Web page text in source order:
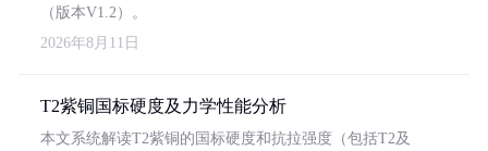
（版本V1.2）。
2026年8月11日
T2紫铜国标硬度及力学性能分析
本文系统解读T2紫铜的国标硬度和抗拉强度（包括T2及